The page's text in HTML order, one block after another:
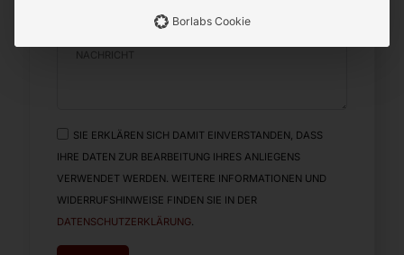
SIE ERKLÄREN SICH DAMIT EINVERSTANDEN, DASS
IHRE DATEN ZUR BEARBEITUNG IHRES ANLIEGENS
VERWENDET WERDEN. WEITERE INFORMATIONEN UND
WIDERRUFSHINWEISE FINDEN SIE IN DER
DATENSCHUTZERKLÄRUNG.
Borlabs Cookie